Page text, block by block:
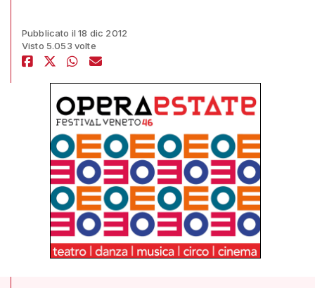
Pubblicato il 18 dic 2012
Visto 5.053 volte